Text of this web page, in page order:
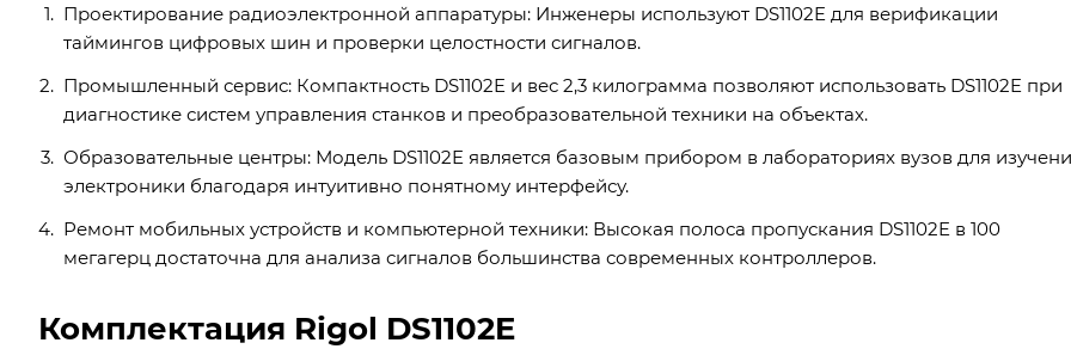
Проектирование радиоэлектронной аппаратуры: Инженеры используют DS1102E для верификации
таймингов цифровых шин и проверки целостности сигналов.
Промышленный сервис: Компактность DS1102E и вес 2,3 килограмма позволяют использовать DS1102E при
диагностике систем управления станков и преобразовательной техники на объектах.
Образовательные центры: Модель DS1102E является базовым прибором в лабораториях вузов для
электроники благодаря интуитивно понятному интерфейсу.
Ремонт мобильных устройств и компьютерной техники: Высокая полоса пропускания DS1102E в 100
мегагерц достаточна для анализа сигналов большинства современных контроллеров.
Комплектация Rigol DS1102E